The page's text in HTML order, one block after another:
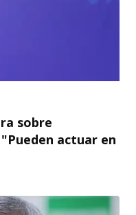
sobre
actuar en